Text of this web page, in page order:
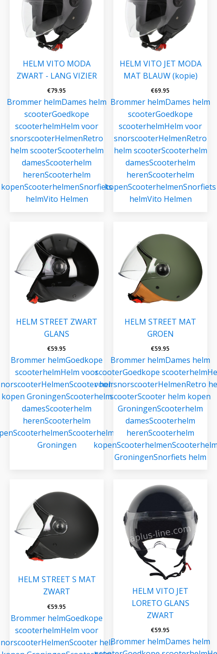
HELM VITO MODA
ZWART - LANG VIZIER
€79.95
Brommer helmDames helm
scooterGoedkope
scooterhelmHelm voor
snorscooterHelmenRetro
helm scooterScooterhelm
damesScooterhelm
herenScooterhelm
kopenScooterhelmenSnorfiets
helmVito Helmen
HELM VITO JET MODA
MAT BLAUW (kopie)
€69.95
Brommer helmDames helm
scooterGoedkope
scooterhelmHelm voor
snorscooterHelmenRetro
helm scooterScooterhelm
damesScooterhelm
herenScooterhelm
kopenScooterhelmenSnorfiets
helmVito Helmen
HELM STREET ZWART
GLANS
€59.95
Brommer helmGoedkope
scooterhelmHelm voor
HelmenScooter helm
kopen GroningenScooterhelm
damesScooterhelm
herenScooterhelm
ScooterhelmenScooterhelmen
Groningen
HELM STREET MAT
GROEN
€59.95
Brommer helmDames helm
scooterGoedkope scooterhelm
voor snorscooterHelmenRetro
scooterScooter helm kopen
GroningenScooterhelm
damesScooterhelm
herenScooterhelm
kopenScooterhelmen
GroningenSnorfiets helm
HELM STREET S MAT
ZWART
€59.95
Brommer helmGoedkope
scooterhelmHelm voor
HelmenScooter helm
HELM VITO JET
LORETO GLANS
ZWART
€59.95
Brommer helmDames helm